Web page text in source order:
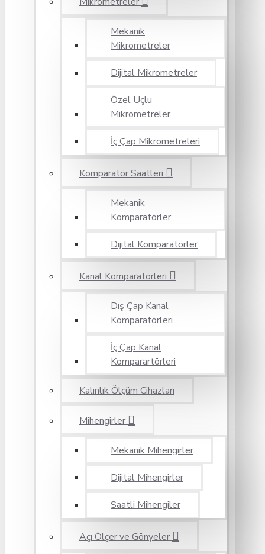
Mekanik
Mikrometreler
Dijital Mikrometreler
Özel Uçlu
Mikrometreler
İç Çap Mikrometreleri
Komparatör Saatleri
Mekanik
Komparatörler
Dijital Komparatörler
Kanal Komparatörleri
Dış Çap Kanal
Komparatörleri
İç Çap Kanal
Komparartörleri
Kalınlık Ölçüm Cihazları
Mihengirler
Mekanik Mihengirler
Dijital Mihengirler
Saatli Mihengiler
Açı Ölçer ve Gönyeler